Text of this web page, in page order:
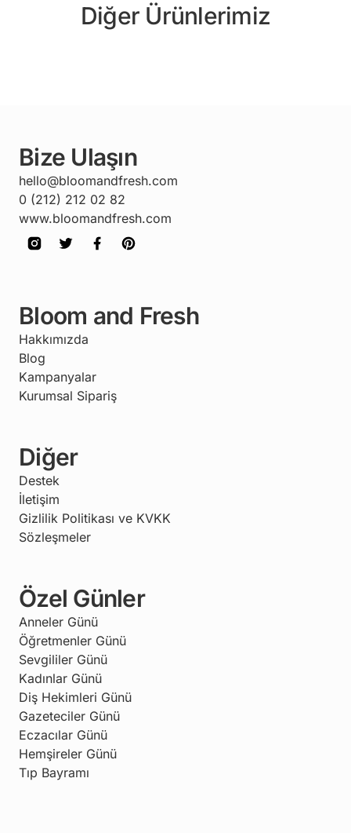
Diğer Ürünlerimiz
Bize Ulaşın
hello@bloomandfresh.com
0 (212) 212 02 82
www.bloomandfresh.com
Bloom and Fresh
Hakkımızda
Blog
Kampanyalar
Kurumsal Sipariş
Diğer
Destek
İletişim
Gizlilik Politikası ve KVKK
Sözleşmeler
Özel Günler
Anneler Günü
Öğretmenler Günü
Sevgililer Günü
Kadınlar Günü
Diş Hekimleri Günü
Gazeteciler Günü
Eczacılar Günü
Hemşireler Günü
Tıp Bayramı